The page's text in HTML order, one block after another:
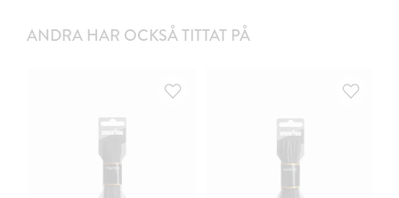
ANDRA HAR OCKSÅ TITTAT PÅ